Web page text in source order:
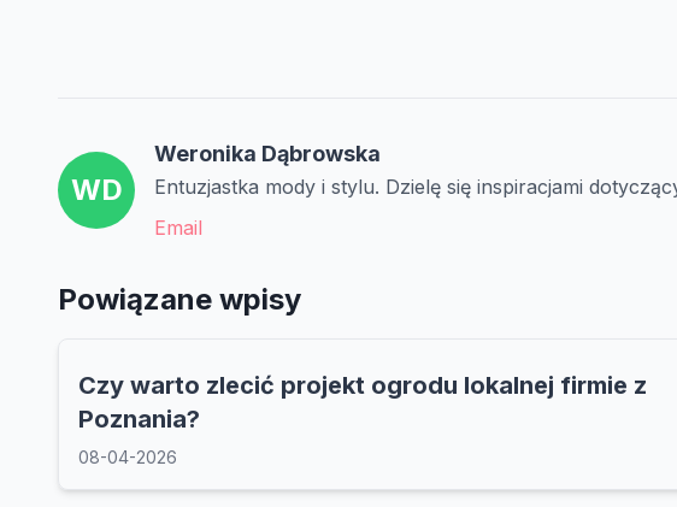
WD
Weronika Dąbrowska
Entuzjastka mody i stylu. Dzielę się inspiracjami
Email
Powiązane wpisy
Czy warto zlecić projekt ogrodu lokalnej firmie z
Poznania?
08-04-2026